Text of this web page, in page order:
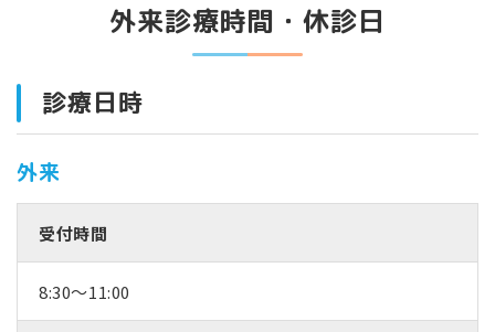
外来診療時間・休診日
診療日時
外来
受付時間
8:30〜11:00